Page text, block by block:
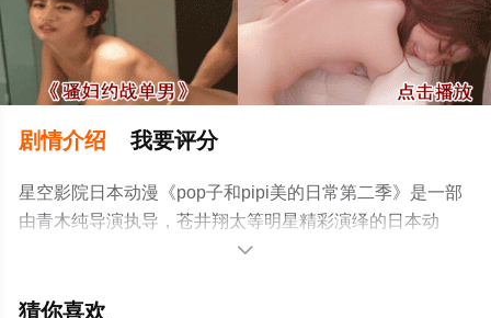
剧情介绍 我要评分
星空影院日本动漫《pop子和pipi美的日常第二季》是一部
由青木纯导演执导，苍井翔太等明星精彩演绎的日本动
漫，大结局剧情已揭晓（已完结），手机免费观看高清无
步至豆瓣动漫、电视猫或剧情网等平台了解。

猜你喜欢